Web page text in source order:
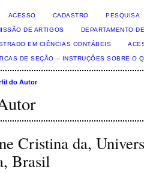
ACESSO CADASTRO PESQUISA
DE ARTIGOS DEPARTAMENTO
EM CIÊNCIAS CONTÁBEIS
DE SEÇÃO – INSTRUÇÕES SOBRE O
do Autor
Cristina da,
Brasil